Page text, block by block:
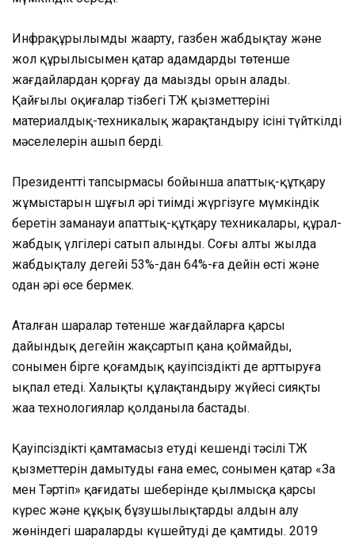
Инфрақұрылымды жаңарту, газбен жабдықтау және
жол құрылысымен қатар адамдарды төтенше
жағдайлардан қорғау да маңызды орын алады.
Қайғылы оқиғалар тізбегі ТЖ қызметтерінің
материалдық-техникалық жарақтандыру ісінің түйткілді
мәселелерін ашып берді.
Президенттің тапсырмасы бойынша апаттық-құтқару
жұмыстарын шұғыл әрі тиімді жүргізуге мүмкіндік
беретін заманауи апаттық-құтқару техникалары, құрал-
жабдық үлгілері сатып алынды. Соңғы алты жылда
жабдықталу деңгейі 53%-дан 64%-ға дейін өсті және
одан әрі өсе бермек.
Аталған шаралар төтенше жағдайларға қарсы
дайындық деңгейін жақсартып қана қоймайды,
сонымен бірге қоғамдық қауіпсіздікті де арттыруға
ықпал етеді. Халықты құлақтандыру жүйесі сияқты
жаңа технологиялар қолданыла бастады.
Қауіпсіздікті қамтамасыз етудің кешенді тәсілі ТЖ
қызметтерін дамытуды ғана емес, сонымен қатар «Заң
мен Тәртіп» қағидаты шеңберінде қылмысқа қарсы
күрес және құқық бұзушылықтардың алдын алу
жөніндегі шараларды күшейтуді де қамтиды. 2019